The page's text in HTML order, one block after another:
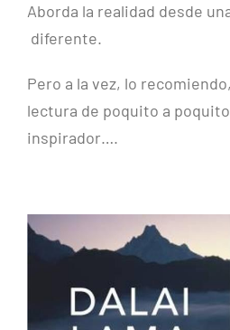
Aborda la realidad desde
diferente.
Pero a la vez, lo
lectura de poquito a
inspirador….